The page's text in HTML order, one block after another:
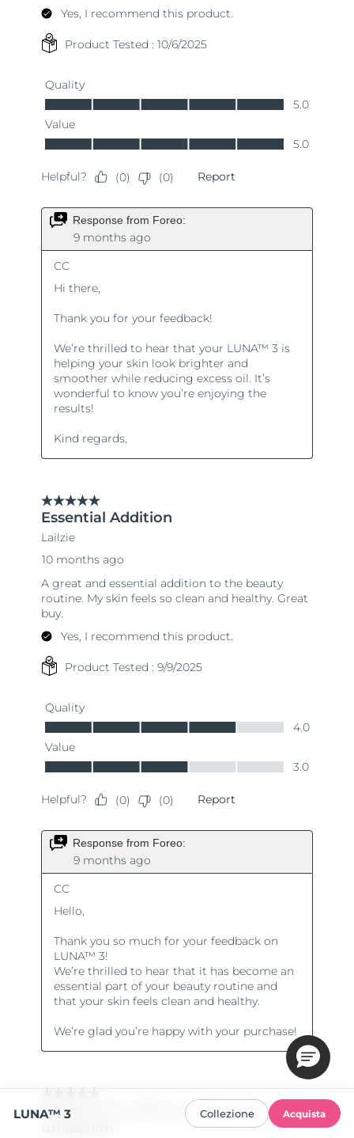
LUNA™ 3 Collezione Acquista